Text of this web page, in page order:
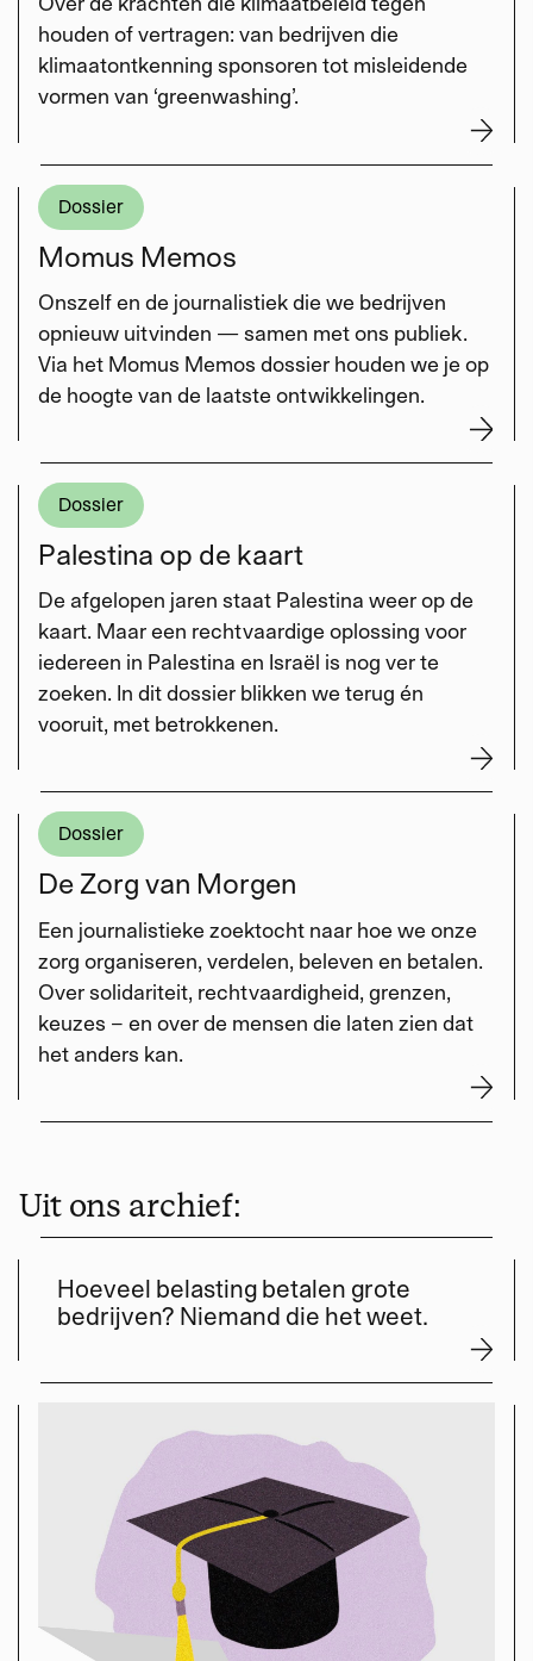
houden of vertragen: van bedrijven die
klimaatontkenning sponsoren tot misleidende
vormen van ‘greenwashing’.
Dossier
Momus Memos
Onszelf en de journalistiek die we bedrijven
opnieuw uitvinden — samen met ons publiek.
Via het Momus Memos dossier houden we je op
de hoogte van de laatste ontwikkelingen.
Dossier
Palestina op de kaart
De afgelopen jaren staat Palestina weer op de
kaart. Maar een rechtvaardige oplossing voor
iedereen in Palestina en Israël is nog ver te
zoeken. In dit dossier blikken we terug én
vooruit, met betrokkenen.
Dossier
De Zorg van Morgen
Een journalistieke zoektocht naar hoe we onze
zorg organiseren, verdelen, beleven en betalen.
Over solidariteit, rechtvaardigheid, grenzen,
keuzes – en over de mensen die laten zien dat
het anders kan.
Uit ons archief:
Hoeveel belasting betalen grote
bedrijven? Niemand die het weet.